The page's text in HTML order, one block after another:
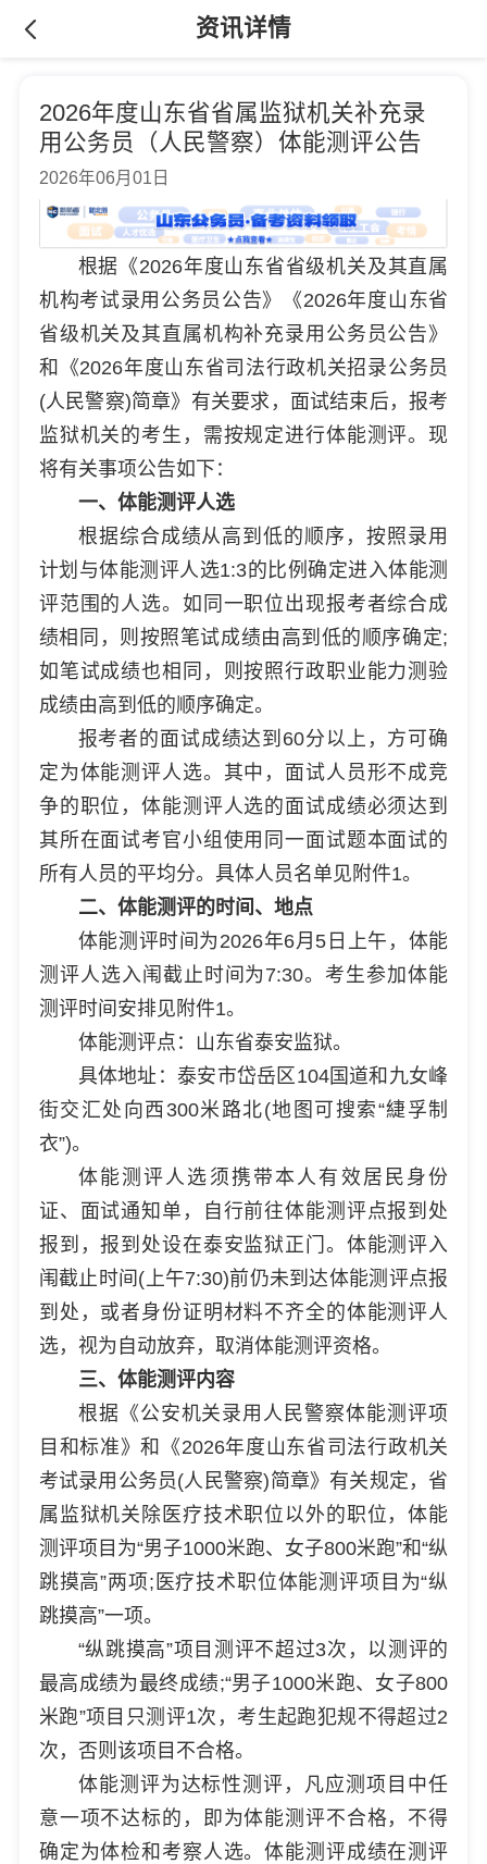
资讯详情
2026年度山东省省属监狱机关补充录
用公务员（人民警察）体能测评公告
2026年06月01日
根据《2026年度山东省省级机关及其直属
机构考试录用公务员公告》《2026年度山东省
省级机关及其直属机构补充录用公务员公告》
和《2026年度山东省司法行政机关招录公务员
(人民警察)简章》有关要求，面试结束后，报考
监狱机关的考生，需按规定进行体能测评。现
将有关事项公告如下：
一、体能测评人选
根据综合成绩从高到低的顺序，按照录用
计划与体能测评人选1:3的比例确定进入体能测
评范围的人选。如同一职位出现报考者综合成
绩相同，则按照笔试成绩由高到低的顺序确定;
如笔试成绩也相同，则按照行政职业能力测验
成绩由高到低的顺序确定。
报考者的面试成绩达到60分以上，方可确
定为体能测评人选。其中，面试人员形不成竞
争的职位，体能测评人选的面试成绩必须达到
其所在面试考官小组使用同一面试题本面试的
所有人员的平均分。具体人员名单见附件1。
二、体能测评的时间、地点
体能测评时间为2026年6月5日上午，体能
测评人选入闱截止时间为7:30。考生参加体能
测评时间安排见附件1。
体能测评点：山东省泰安监狱。
具体地址：泰安市岱岳区104国道和九女峰
街交汇处向西300米路北(地图可搜索“緁孚制
衣”)。
体能测评人选须携带本人有效居民身份
证、面试通知单，自行前往体能测评点报到处
报到，报到处设在泰安监狱正门。体能测评入
闱截止时间(上午7:30)前仍未到达体能测评点报
到处，或者身份证明材料不齐全的体能测评人
选，视为自动放弃，取消体能测评资格。
三、体能测评内容
根据《公安机关录用人民警察体能测评项
目和标准》和《2026年度山东省司法行政机关
考试录用公务员(人民警察)简章》有关规定，省
属监狱机关除医疗技术职位以外的职位，体能
测评项目为“男子1000米跑、女子800米跑”和“纵
跳摸高”两项;医疗技术职位体能测评项目为“纵
跳摸高”一项。
“纵跳摸高”项目测评不超过3次，以测评的
最高成绩为最终成绩;“男子1000米跑、女子800
米跑”项目只测评1次，考生起跑犯规不得超过2
次，否则该项目不合格。
体能测评为达标性测评，凡应测项目中任
意一项不达标的，即为体能测评不合格，不得
确定为体检和考察人选。体能测评成绩在测评